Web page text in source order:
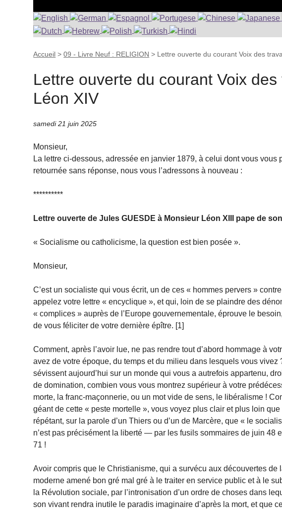
Accueil >09 - Livre Neuf : RELIGION > Lettre ouverte du courant Voix des
Lettre ouverte du courant Voix
Léon XIV
samedi 21 juin 2025
Monsieur,
La lettre ci-dessous, adressée en janvier 1879, à celui dont vous vous
retournée sans réponse, nous vous l’adressons à nouveau :
**********
Lettre ouverte de Jules GUESDE à Monsieur Léon XIII pape de
« Socialisme ou catholicisme, la question est bien posée ».
Monsieur,
C’est un socialiste qui vous écrit, un de ces « hommes pervers »
appelez votre lettre « encyclique », et qui, loin de se plaindre des
« complices » auprès de l’Europe gouvernementale, éprouve le
de vous féliciter de votre dernière épître. [1]
Comment, après l’avoir lue, ne pas rendre tout d’abord hommage à
avez de votre époque, du temps et du milieu dans lesquels vous
sévissent aujourd’hui sur un monde qui vous a autrefois appartenu,
de domination, combien vous vous montrez supérieur à votre
morte, la franc-maçonnerie, ou un mot vide de sens, le libéralisme !
géant de cette « peste mortelle », vous voyez plus clair et plus loin
répétant, sur la parole d’un Thiers ou d’un de Marcère, que « le
n’est pas précisément la liberté — par les fusils sommaires de juin 48
71 !
Avoir compris que le Christianisme, qui a survécu aux découvertes de
moderne amené bon gré mal gré à le traiter en service public et à le
la Révolution sociale, par l’intronisation d’un ordre de choses dans
son vivant rendra inutile le paradis imaginaire d’après la mort, et que